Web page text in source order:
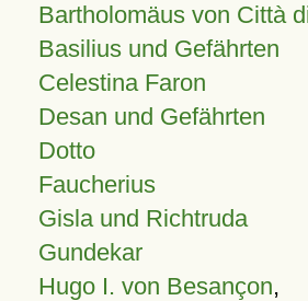
Bartholomäus von Città
Basilius und Gefährten
Celestina Faron
Desan und Gefährten
Dotto
Faucherius
Gisla und Richtruda
Gundekar
Hugo I. von Besançon,